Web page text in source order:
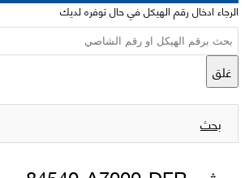
الرجاء ادخال رقم الهيكل في حال توفره لديك
غلق
بحث